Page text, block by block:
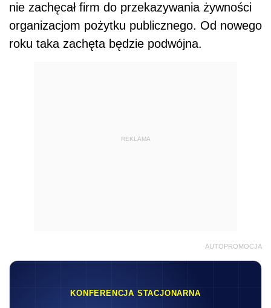
nie zachęcał firm do przekazywania żywności
organizacjom pożytku publicznego. Od nowego
roku taka zachęta będzie podwójna.
REKLAMA
AUTOPROMOCJA
KONFERENCJA STACJONARNA